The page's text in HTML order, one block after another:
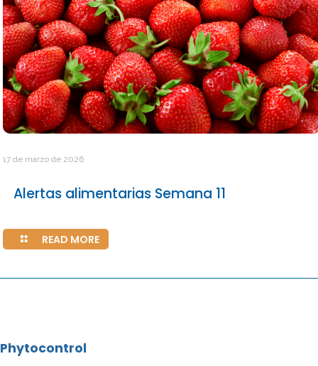
17 de marzo de 2026
Alertas alimentarias Semana 11
READ MORE
Phytocontrol